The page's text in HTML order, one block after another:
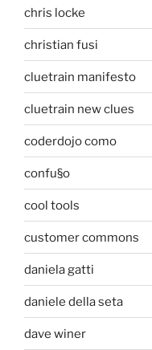
chris locke
christian fusi
cluetrain manifesto
cluetrain new clues
coderdojo como
confu§o
cool tools
customer commons
daniela gatti
daniele della seta
dave winer